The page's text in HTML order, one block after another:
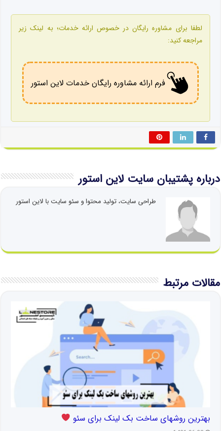
لطفا برای مشاوره رایگان در خصوص ارائه خدمات؛ به لینک زیر
مراجعه کنید:
فرم ارائه مشاوره رایگان خدمات لاین استور
درباره پشتیبان سایت لاین استور
طراحی سایت، تولید محتوا و سئو سایت با لاین استور
مقالات مرتبط
بهترین روشهای ساخت بک لینک برای سئو